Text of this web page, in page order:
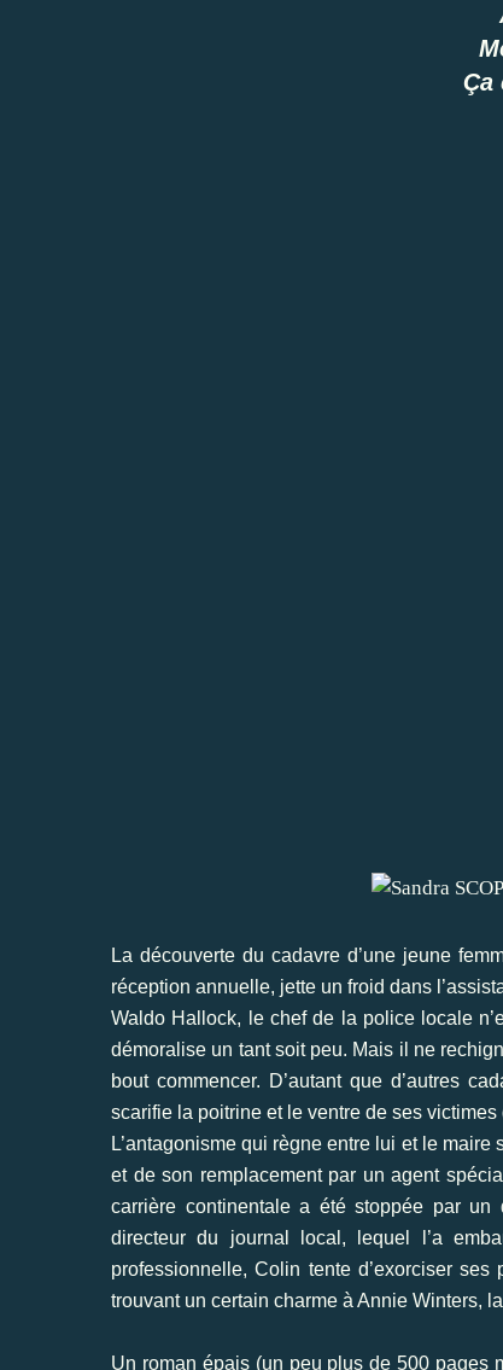
Ça
La découverte du cadavre d’une jeune
réception annuelle, jette un froid dans
Waldo Hallock, le chef de la police locale
démoralise un tant soit peu. Mais il ne
bout commencer. D’autant que d’autres
scarifie la poitrine et le ventre de ses victimes
L’antagonisme qui règne entre lui et le
et de son remplacement par un agent
carrière continentale a été stoppée par
directeur du journal local, lequel l’a
professionnelle, Colin tente d’exorciser
trouvant un certain charme à Annie Winters,
Un roman épais (un peu plus de 500 pages